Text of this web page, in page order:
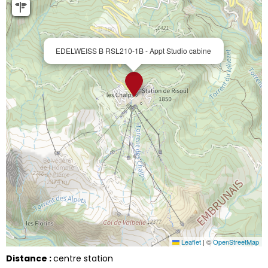
EDELWEISS B RSL210-1B - Appt Studio cabine
Leaflet | ©OpenStreetMap
Distance :centre station